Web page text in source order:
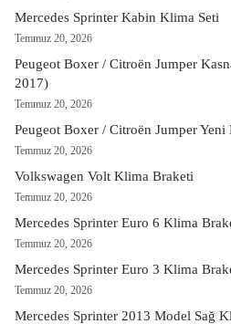
Mercedes Sprinter Kabin Klima Seti
Temmuz 20, 2026
Peugeot Boxer / Citroën Jumper
2017)
Temmuz 20, 2026
Peugeot Boxer / Citroën Jumper
Temmuz 20, 2026
Volkswagen Volt Klima Braketi
Temmuz 20, 2026
Mercedes Sprinter Euro 6 Klima
Temmuz 20, 2026
Mercedes Sprinter Euro 3 Klima
Temmuz 20, 2026
Mercedes Sprinter 2013 Model Sağ